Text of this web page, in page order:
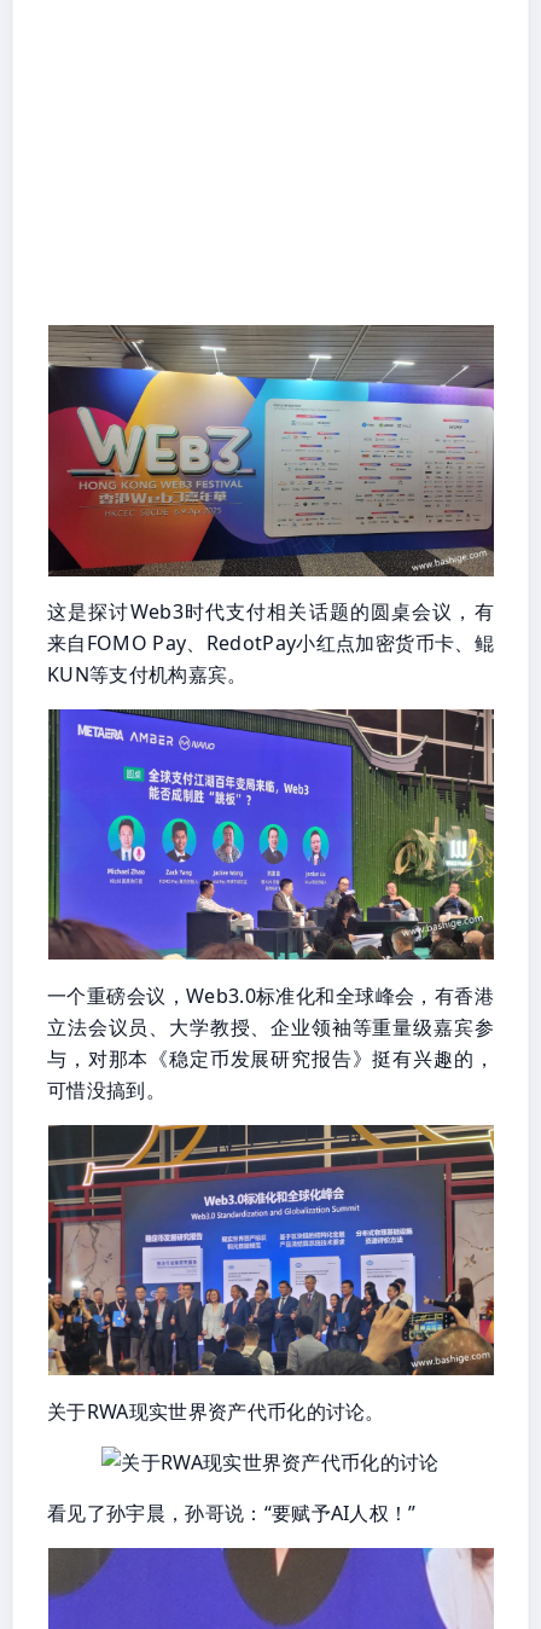
这是探讨Web3时代支付相关话题的圆桌会议，有
来自FOMO Pay、RedotPay小红点加密货币卡、鲲
KUN等支付机构嘉宾。
一个重磅会议，Web3.0标准化和全球峰会，有香港
立法会议员、大学教授、企业领袖等重量级嘉宾参
与，对那本《稳定币发展研究报告》挺有兴趣的，
可惜没搞到。
关于RWA现实世界资产代币化的讨论。
看见了孙宇晨，孙哥说：“要赋予AI人权！”